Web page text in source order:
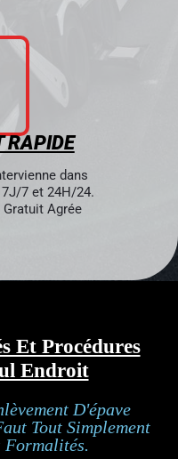
RAPIDE
dans
7 et 24H/24.
Gratuit Agrée
Et Procédures
Endroit
D'épave
Tout Simplement
Formalités.